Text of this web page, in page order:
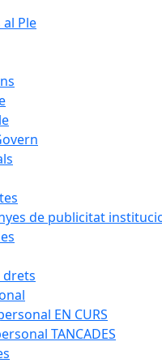
Ple
de publicitat
drets
EN CURS
TANCADES